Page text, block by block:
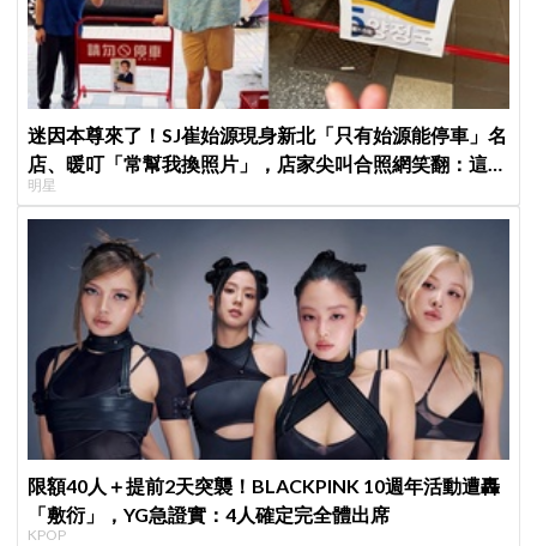
迷因本尊來了！SJ崔始源現身新北「只有始源能停車」名
店、暖叮「常幫我換照片」，店家尖叫合照網笑翻：這輩
子不能脫粉了
明星
限額40人＋提前2天突襲！BLACKPINK 10週年活動遭轟
「敷衍」，YG急證實：4人確定完全體出席
KPOP